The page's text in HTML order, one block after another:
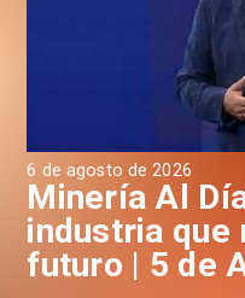
la
4 de agosto de 2026
Minería Al
industria
futuro | 4